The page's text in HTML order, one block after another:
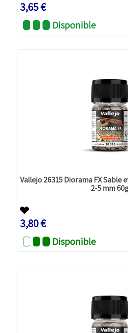
3,65 €
Disponible
Vallejo 26315 Diorama FX Sable
2-5 mm 60g
3,80 €
Disponible